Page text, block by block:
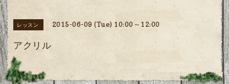
レッスン 2015-06-09 (Tue) 10:00～12:00
アクリル